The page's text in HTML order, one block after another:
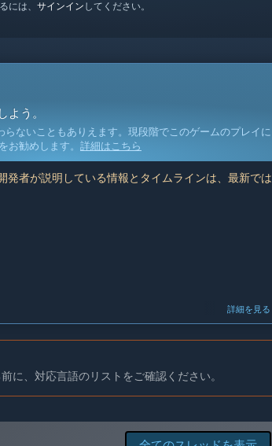
には、 サインイン してください。
う。
ないこともありえます。現段階でこのゲームのプレイに
お勧めします。 詳細はこちら
者が説明している情報とタイムラインは、最新では
Kingdoms for three years, we have watched it
with you. Feedback is an incredibly important part
By sharing our journey with passionate
詳細を見る
に、対応言語のリストをご確認ください。